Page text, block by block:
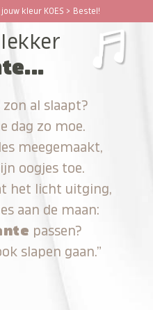
kleur KOES > Bestel!
al slaapt?
dag zo moe.
meegemaakt,
oogjes toe.
het licht uitging,
aan de maan:
passen?
slapen gaan.”